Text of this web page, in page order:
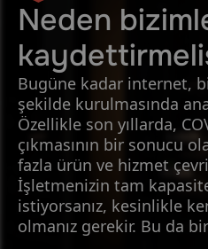
Neden
Bugüne kadar internet,
şekilde kurulmasında
Özellikle son yıllarda,
çıkmasının bir sonucu
fazla ürün ve hizmet
İşletmenizin tam
istiyorsanız, kesinlikle
olmanız gerekir. Bu da